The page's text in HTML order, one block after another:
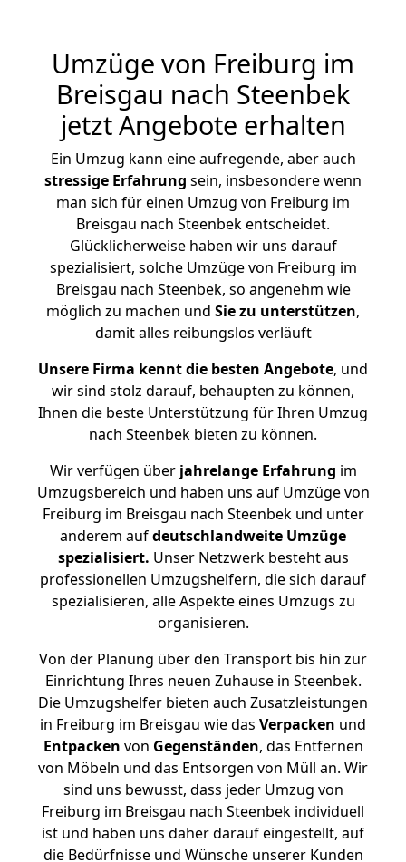
Umzüge von Freiburg im
Breisgau nach Steenbek
jetzt Angebote erhalten
Ein Umzug kann eine aufregende, aber auch
stressige Erfahrung sein, insbesondere wenn
man sich für einen Umzug von Freiburg im
Breisgau nach Steenbek entscheidet.
Glücklicherweise haben wir uns darauf
spezialisiert, solche Umzüge von Freiburg im
Breisgau nach Steenbek, so angenehm wie
möglich zu machen und Sie zu unterstützen,
damit alles reibungslos verläuft
Unsere Firma kennt die besten Angebote, und
wir sind stolz darauf, behaupten zu können,
Ihnen die beste Unterstützung für Ihren Umzug
nach Steenbek bieten zu können.
Wir verfügen überjahrelange Erfahrung im
Umzugsbereich und haben uns auf Umzüge von
Freiburg im Breisgau nach Steenbek und unter
anderem aufdeutschlandweite Umzüge
spezialisiert. Unser Netzwerk besteht aus
professionellen Umzugshelfern, die sich darauf
spezialisieren, alle Aspekte eines Umzugs zu
organisieren.
Von der Planung über den Transport bis hin zur
Einrichtung Ihres neuen Zuhause in Steenbek.
Die Umzugshelfer bieten auch Zusatzleistungen
in Freiburg im Breisgau wie das Verpacken und
Entpacken von Gegenständen, das Entfernen
von Möbeln und das Entsorgen von Müll an. Wir
sind uns bewusst, dass jeder Umzug von
Freiburg im Breisgau nach Steenbek individuell
ist und haben uns daher darauf eingestellt, auf
die Bedürfnisse und Wünsche unserer Kunden